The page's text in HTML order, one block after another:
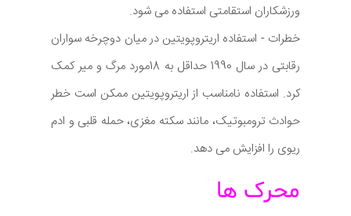
ورزشکاران استقامتی استفاده می شود.
خطرات - استفاده اریتروپویتین در میان دوچرخه سواران
رقابتی در سال 1990 حداقل به 18مورد مرگ و میر کمک
کرد. استفاده نامناسب از اریتروپویتین ممکن است خطر
حوادث ترومبوتیک، مانند سکته مغزی، حمله قلبی و ادم
ریوی را افزایش می دهد.
محرک ها